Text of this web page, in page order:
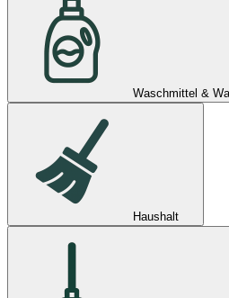
Waschmittel &
Haushalt